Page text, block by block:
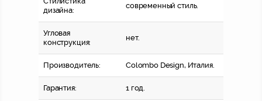
дизайна:
современный стиль.
Угловая
конструкция:
нет.
Производитель: Colombo Design, Италия.
Гарантия: 1 год.